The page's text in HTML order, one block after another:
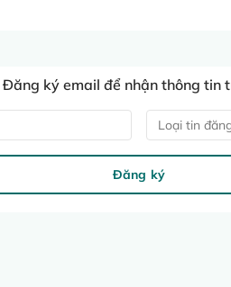
Đăng ký email để nhận thông tin
Loại tin
Đăng ký